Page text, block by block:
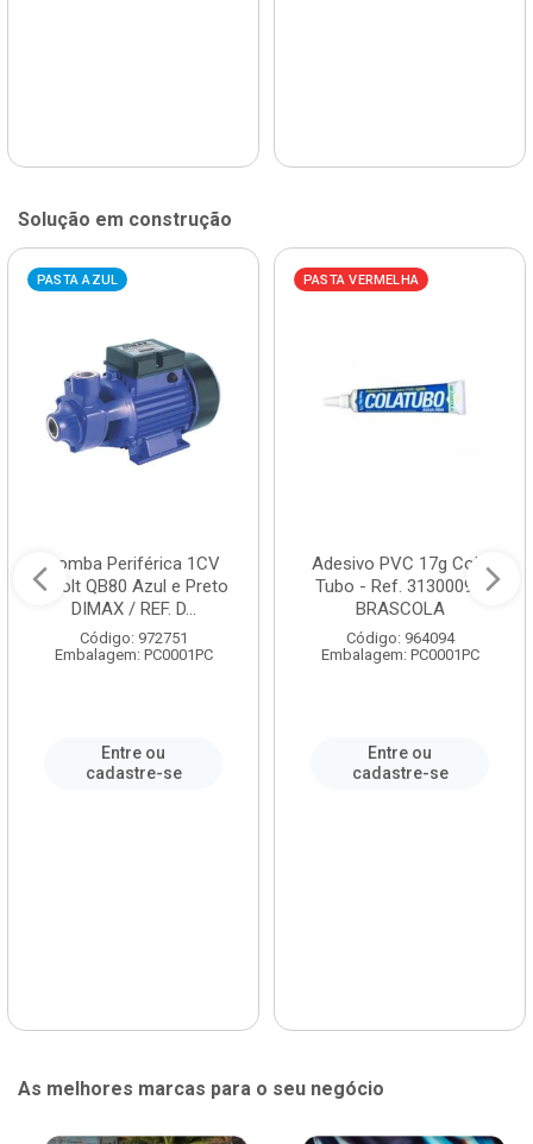
Solução em construção
PASTA AZUL
Bomba Periférica 1CV
Bivolt QB80 Azul e Preto
DIMAX / REF. D...
Código: 972751
Embalagem: PC0001PC
Entre ou
cadastre-se
PASTA VERMELHA
Adesivo PVC 17g Cola
Tubo - Ref. 3130009 -
BRASCOLA
Código: 964094
Embalagem: PC0001PC
Entre ou
cadastre-se
As melhores marcas para o seu negócio